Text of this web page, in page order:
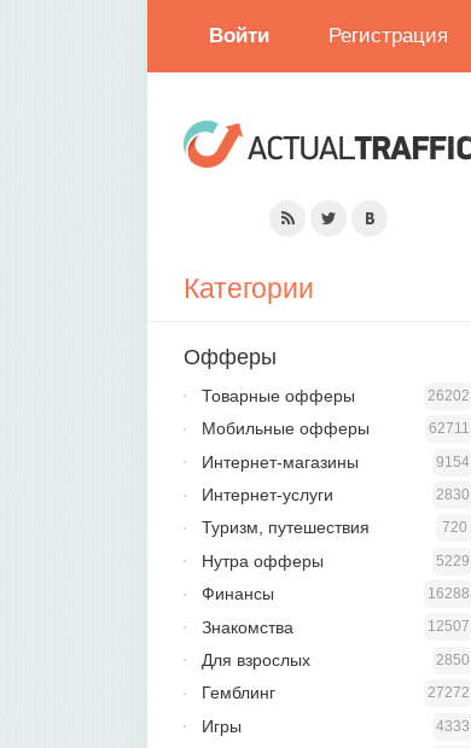
Войти Регистрация
Категории
Офферы
26202
Товарные офферы
62711
Мобильные офферы
9154
Интернет-магазины
2830
Интернет-услуги
720
Туризм, путешествия
5229
Нутра офферы
16288
Финансы
12507
Знакомства
2850
Для взрослых
27272
Гемблинг
4333
Игры